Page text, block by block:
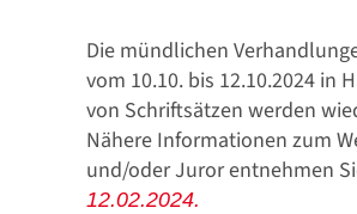
Formulare zum Download
Die mündlichen
vom 10.10. bis 12.10.2024 in
von Schriftsätzen werden
Nähere Informationen zum
und/oder Juror entnehmen
12.02.2024.